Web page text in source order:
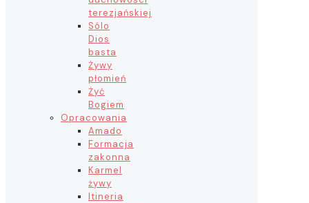
terezjańskiej
Sólo
Dios
basta
Żywy
płomień
Żyć
Bogiem
Opracowania
Amado
Formacja
zakonna
Karmel
żywy
Itineria